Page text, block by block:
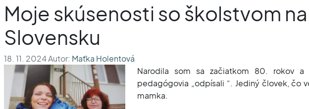
Moje skúsenosti so školstvom na
Slovensku
18. 11. 2024 Autor: Maťka Holentová
Narodila som sa začiatkom 80. rokov a
pedagógovia „odpísali “. Jediný človek, čo
mamka.